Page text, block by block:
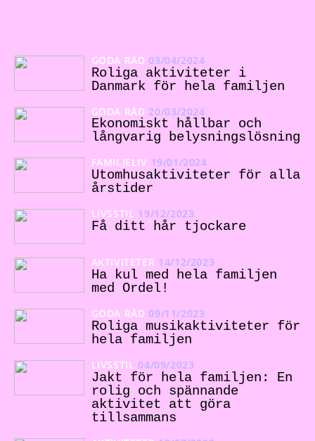
GODA RÅD 03/04/2024
Roliga aktiviteter i
Danmark för hela familjen
GODA RÅD 20/03/2024
Ekonomiskt hållbar och
långvarig belysningslösning
FAMILJELIV 19/01/2024
Utomhusaktiviteter för alla
årstider
LIVSSTIL 19/12/2023
Få ditt hår tjockare
AKTIVITETER 14/12/2023
Ha kul med hela familjen
med Ordel!
GODA RÅD 09/11/2023
Roliga musikaktiviteter för
hela familjen
LIVSSTIL 04/09/2023
Jakt för hela familjen: En
rolig och spännande
aktivitet att göra
tillsammans